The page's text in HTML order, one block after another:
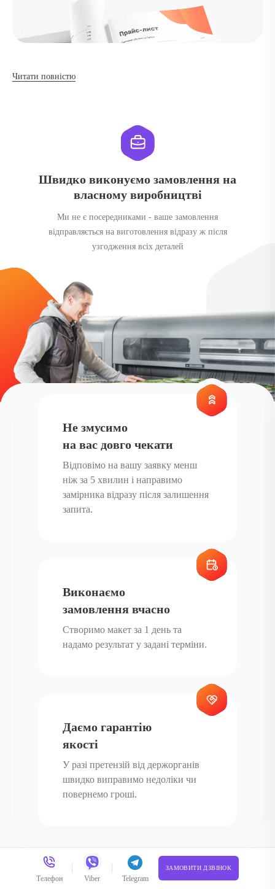
Телефон Viber Telegram
ЗАМОВИТИ ДЗВІНОК
Читати повністю
Швидко виконуємо замовлення на
власному виробництві
Ми не є посередниками - ваше замовлення
відправляється на виготовлення відразу ж після
узгодження всіх деталей
Не змусимо
на вас довго чекати
Відповімо на вашу заявку менш
ніж за 5 хвилин і направимо
замірника відразу після залишення
запита.
Виконаємо
замовлення вчасно
Створимо макет за 1 день та
надамо результат у задані терміни.
Даємо гарантію
якості
У разі претензій від держорганів
швидко виправимо недоліки чи
повернемо гроші.
НАШЕ ВИРОБНИЦТВО